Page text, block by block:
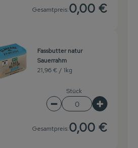
Gesamtpreis:0,00 €
Fassbutter natur
Sauerrahm
21,96 € / 1kg
Stück
Artikelanzahl
Gesamtpreis:0,00 €